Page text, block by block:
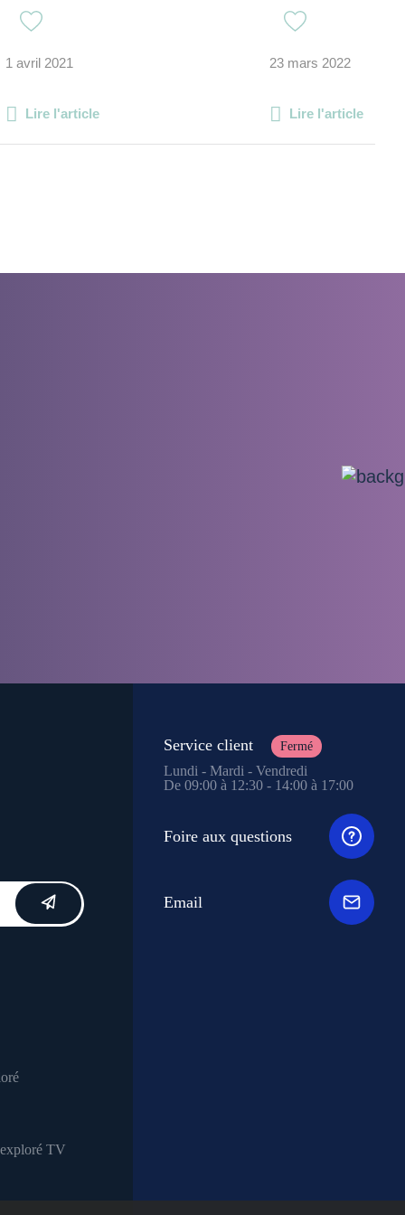
1 avril 2021
Lire l'article
23 mars 2022
Lire l'article
Service client Fermé
Lundi - Mardi - Vendredi
De 09:00 à 12:30 - 14:00 à 17:00
Foire aux questions
Email